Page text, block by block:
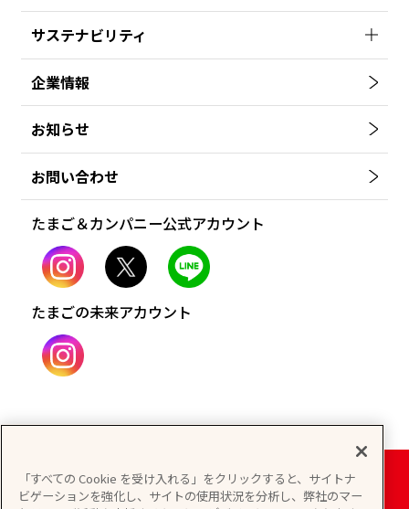
サステナビリティ
企業情報
お知らせ
お問い合わせ
たまご＆カンパニー公式アカウント
たまごの未来アカウント
個人情報保護方針 情報セキュリティ基本方針
「すべての Cookie を受け入れる」をクリックすると、サイトナ
ビゲーションを強化し、サイトの使用状況を分析し、弊社のマー